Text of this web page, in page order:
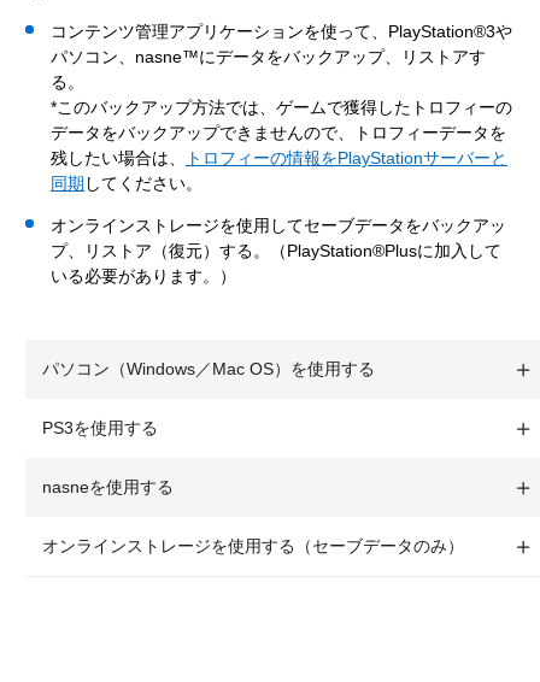
コンテンツ管理アプリケーションを使って、PlayStation®3や
パソコン、nasne™にデータをバックアップ、リストアす
る。
*このバックアップ方法では、ゲームで獲得したトロフィーの
データをバックアップできませんので、トロフィーデータを
残したい場合は、
トロフィーの情報をPlayStationサーバーと
同期 してください。
オンラインストレージを使用してセーブデータをバックアッ
プ、リストア（復元）する。（PlayStation®Plusに加入して
いる必要があります。）
パソコン（Windows／Mac OS）を使用する
PS3を使用する
nasneを使用する
オンラインストレージを使用する（セーブデータのみ）